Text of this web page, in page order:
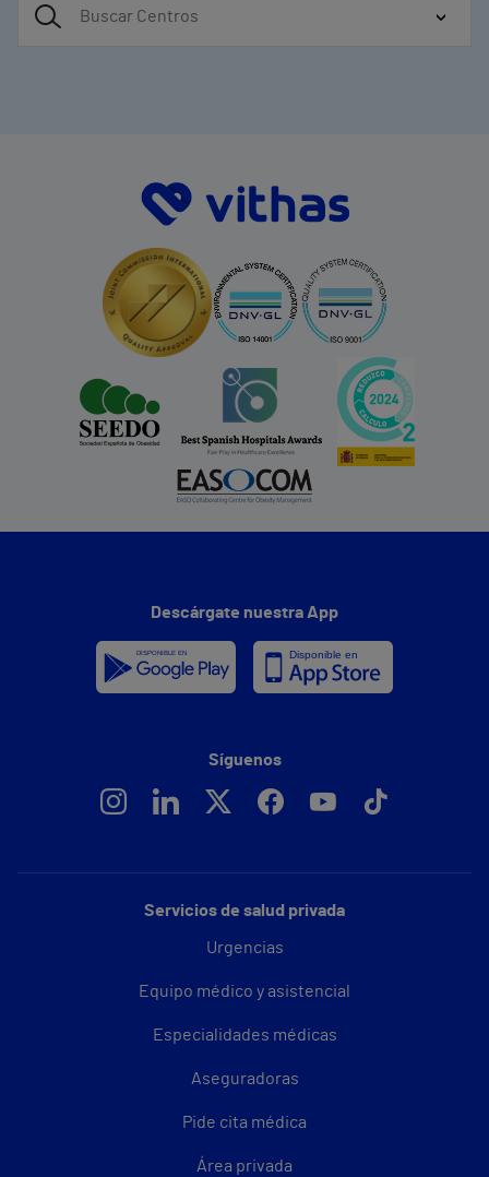
Servicios de salud privada
Urgencias
Equipo médico y asistencial
Especialidades médicas
Aseguradoras
Pide cita médica
Área privada
Descárgate nuestra App
Síguenos